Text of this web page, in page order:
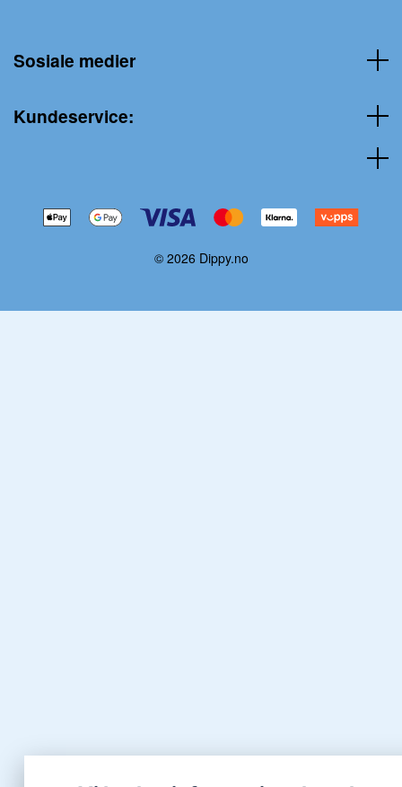
Sosiale medier
Kundeservice:
© 2026 Dippy.no